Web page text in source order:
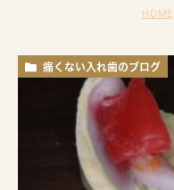
HOME
痛くない入れ歯のブログ